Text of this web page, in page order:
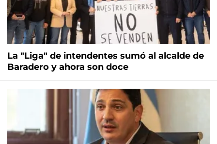
La "Liga" de intendentes sumó al alcalde de
Baradero y ahora son doce